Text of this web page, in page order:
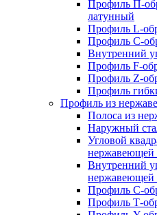
Профиль П-
латунный
Профиль L-
Профиль C-
Внутренний
Профиль F-
Профиль Z-
Профиль
Профиль из
Полоса из
Наружный
Угловой
нержавеющей
Внутренний
нержавеющей
Профиль C-
Профиль Т-